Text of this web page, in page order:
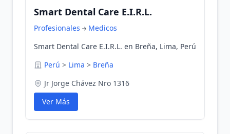
Smart Dental Care E.I.R.L.
Profesionales
Medicos
Smart Dental Care E.I.R.L. en Breña, Lima, Perú
Perú > Lima > Breña
Jr Jorge Chávez Nro 1316
Ver Más